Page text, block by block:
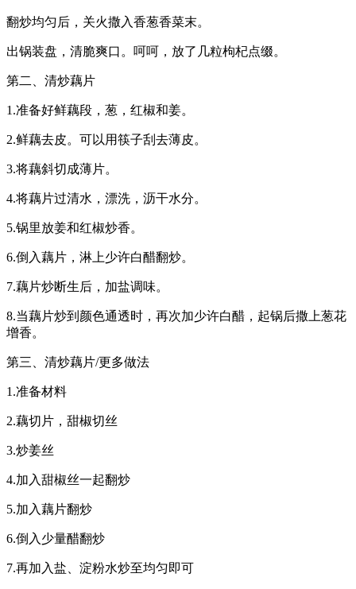
翻炒均匀后，关火撒入香葱香菜末。
出锅装盘，清脆爽口。呵呵，放了几粒枸杞点缀。
第二、清炒藕片
1.准备好鲜藕段，葱，红椒和姜。
2.鲜藕去皮。可以用筷子刮去薄皮。
3.将藕斜切成薄片。
4.将藕片过清水，漂洗，沥干水分。
5.锅里放姜和红椒炒香。
6.倒入藕片，淋上少许白醋翻炒。
7.藕片炒断生后，加盐调味。
8.当藕片炒到颜色通透时，再次加少许白醋，起锅后撒上葱花
增香。
第三、清炒藕片/更多做法
1.准备材料
2.藕切片，甜椒切丝
3.炒姜丝
4.加入甜椒丝一起翻炒
5.加入藕片翻炒
6.倒入少量醋翻炒
7.再加入盐、淀粉水炒至均匀即可